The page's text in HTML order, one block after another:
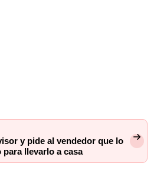
y pide al vendedor que lo
llevarlo a casa